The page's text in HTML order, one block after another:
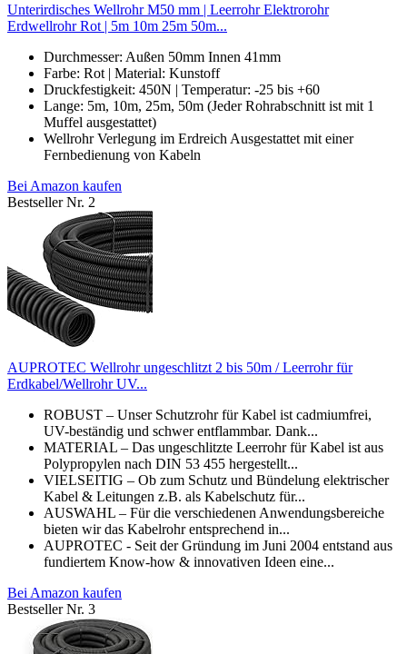
Unterirdisches Wellrohr M50 mm | Leerrohr Elektrorohr
Erdwellrohr Rot | 5m 10m 25m 50m...
Durchmesser: Außen 50mm Innen 41mm
Farbe: Rot | Material: Kunstoff
Druckfestigkeit: 450N | Temperatur: -25 bis +60
Lange: 5m, 10m, 25m, 50m (Jeder Rohrabschnitt ist mit 1
Muffel ausgestattet)
Wellrohr Verlegung im Erdreich Ausgestattet mit einer
Fernbedienung von Kabeln
Bei Amazon kaufen
Bestseller Nr. 2
AUPROTEC Wellrohr ungeschlitzt 2 bis 50m / Leerrohr für
Erdkabel/Wellrohr UV...
ROBUST – Unser Schutzrohr für Kabel ist cadmiumfrei,
UV-beständig und schwer entflammbar. Dank...
MATERIAL – Das ungeschlitzte Leerrohr für Kabel ist aus
Polypropylen nach DIN 53 455 hergestellt...
VIELSEITIG – Ob zum Schutz und Bündelung elektrischer
Kabel & Leitungen z.B. als Kabelschutz für...
AUSWAHL – Für die verschiedenen Anwendungsbereiche
bieten wir das Kabelrohr entsprechend in...
AUPROTEC - Seit der Gründung im Juni 2004 entstand aus
fundiertem Know-how & innovativen Ideen eine...
Bei Amazon kaufen
Bestseller Nr. 3